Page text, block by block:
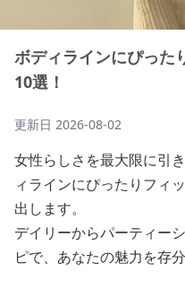
ボディラインにぴった
10選！
更新日 2026-08-02
女性らしさを最大限に引
ィラインにぴったりフィ
出します。
デイリーからパーティー
ピで、あなたの魅力を存